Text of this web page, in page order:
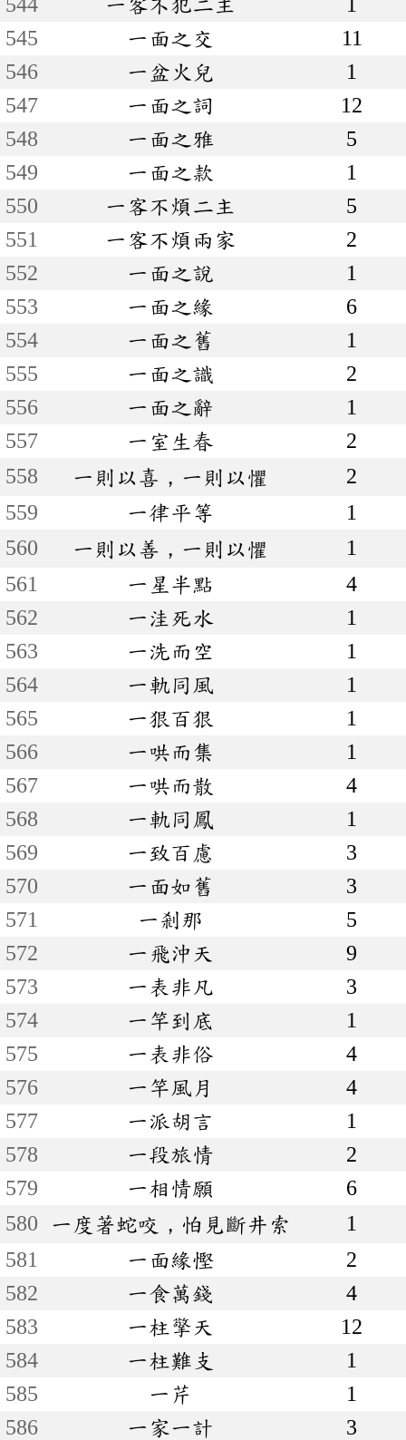
545
一面之交
11
546
一盆火兒
1
547
一面之詞
12
548
一面之雅
5
549
一面之款
1
550
一客不煩二主
5
551
一客不煩兩家
2
552
一面之說
1
553
一面之緣
6
554
一面之舊
1
555
一面之識
2
556
一面之辭
1
557
一室生春
2
558
一則以喜，一則以懼
2
559
一律平等
1
560
一則以善，一則以懼
1
561
一星半點
4
562
一洼死水
1
563
一洗而空
1
564
一軌同風
1
565
一狠百狠
1
566
一哄而集
1
567
一哄而散
4
568
一軌同鳳
1
569
一致百慮
3
570
一面如舊
3
571
一剎那
5
572
一飛沖天
9
573
一表非凡
3
574
一竿到底
1
575
一表非俗
4
576
一竿風月
4
577
一派胡言
1
578
一段旅情
2
579
一相情願
6
580
一度著蛇咬，怕見斷井索
1
581
一面緣慳
2
582
一食萬錢
4
583
一柱擎天
12
584
一柱難支
1
585
一芹
1
586
一家一計
3